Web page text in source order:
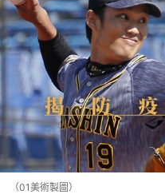
（01美術製圖）